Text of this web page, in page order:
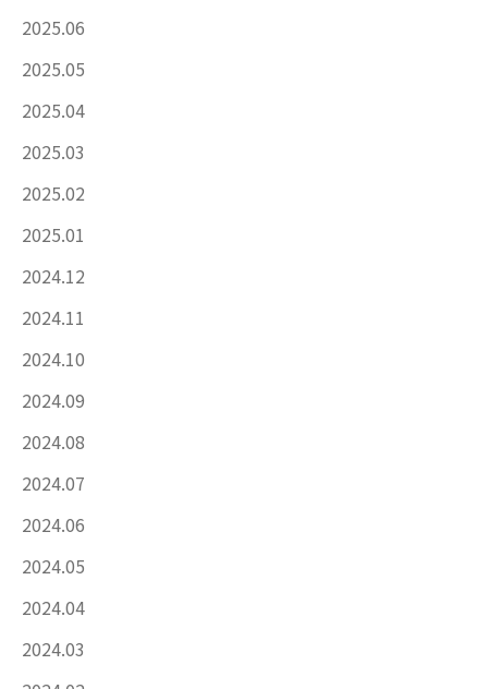
2025.06
2025.05
2025.04
2025.03
2025.02
2025.01
2024.12
2024.11
2024.10
2024.09
2024.08
2024.07
2024.06
2024.05
2024.04
2024.03